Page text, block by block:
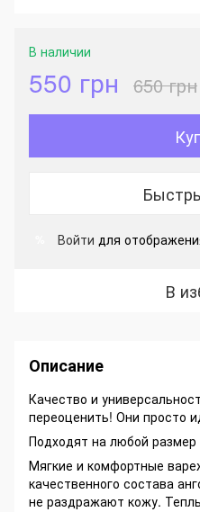
В наличии
550 грн 650 грн
Войти для
В
Описание
Качество и
переоценить! Они просто
Подходят на любой размер
Мягкие и комфортные
качественного состава
не раздражают кожу.